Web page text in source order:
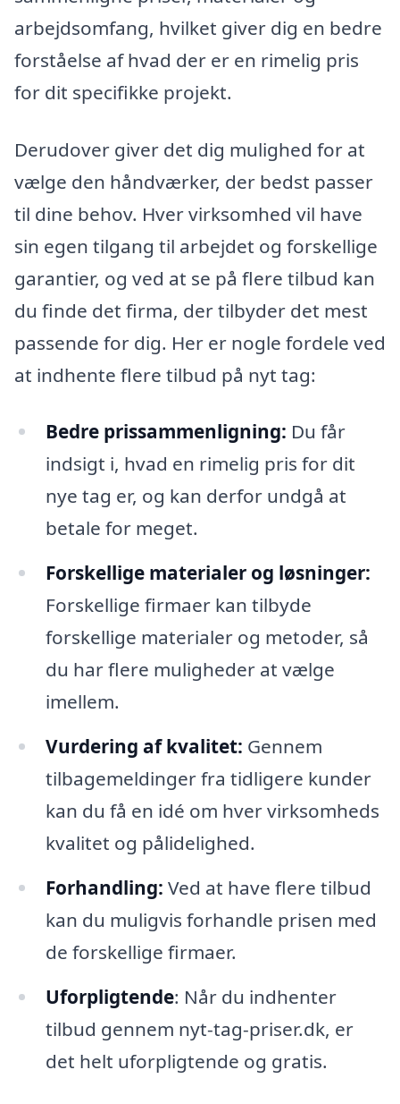
arbejdsomfang, hvilket giver dig en bedre
forståelse af hvad der er en rimelig pris
for dit specifikke projekt.
Derudover giver det dig mulighed for at
vælge den håndværker, der bedst passer
til dine behov. Hver virksomhed vil have
sin egen tilgang til arbejdet og forskellige
garantier, og ved at se på flere tilbud kan
du finde det firma, der tilbyder det mest
passende for dig. Her er nogle fordele ved
at indhente flere tilbud på nyt tag:
Bedre prissammenligning: Du får
indsigt i, hvad en rimelig pris for dit
nye tag er, og kan derfor undgå at
betale for meget.
Forskellige materialer og løsninger:
Forskellige firmaer kan tilbyde
forskellige materialer og metoder, så
du har flere muligheder at vælge
imellem.
Vurdering af kvalitet: Gennem
tilbagemeldinger fra tidligere kunder
kan du få en idé om hver virksomheds
kvalitet og pålidelighed.
Forhandling: Ved at have flere tilbud
kan du muligvis forhandle prisen med
de forskellige firmaer.
Uforpligtende: Når du indhenter
tilbud gennem nyt-tag-priser.dk, er
det helt uforpligtende og gratis.